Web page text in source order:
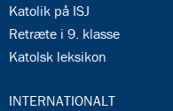
35.8:
Katolik på ISJ
35.9:
Retræte i 9. klasse
35.10:
Katolsk leksikon
36.0:
INTERNATIONALT